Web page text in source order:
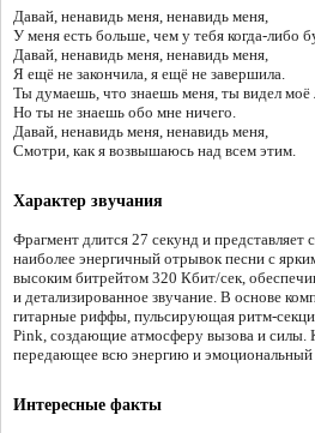
Давай, ненавидь меня, ненавидь меня,
У меня есть больше, чем у тебя когда-либо
Давай, ненавидь меня, ненавидь меня,
Я ещё не закончила, я ещё не завершила.
Ты думаешь, что знаешь меня, ты видел моё
Но ты не знаешь обо мне ничего.
Давай, ненавидь меня, ненавидь меня,
Смотри, как я возвышаюсь над всем этим.
Характер звучания
Фрагмент длится 27 секунд и
наиболее энергичный отрывок песни с
высоким битрейтом 320 Кбит/сек,
и детализированное звучание. В основе
гитарные риффы, пульсирующая ритм-
Pink, создающие атмосферу вызова и силы.
передающее всю энергию и эмоциональный
Интересные факты